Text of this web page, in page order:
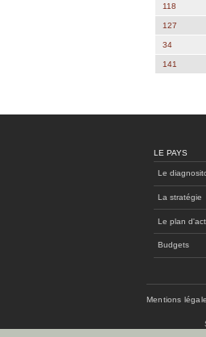
118
127
34
141
LE PAYS
Le
La stratégie
Le plan
Budgets
Mentions